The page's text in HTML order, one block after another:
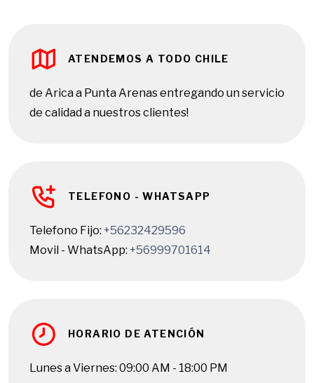
ATENDEMOS A TODO CHILE
de Arica a Punta Arenas entregando un servicio
de calidad a nuestros clientes!
TELEFONO - WHATSAPP
Telefono Fijo: +56232429596
Movil - WhatsApp: +56999701614
HORARIO DE ATENCIÓN
Lunes a Viernes: 09:00 AM - 18:00 PM